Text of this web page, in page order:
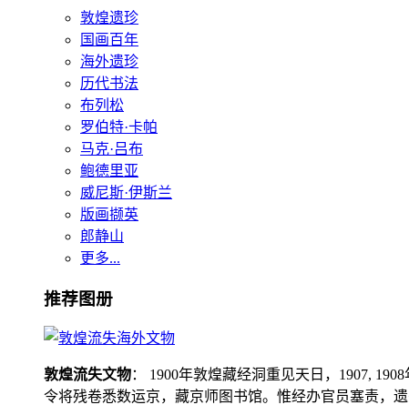
敦煌遗珍
国画百年
海外遗珍
历代书法
布列松
罗伯特·卡帕
马克·吕布
鲍德里亚
威尼斯·伊斯兰
版画撷英
郎静山
更多...
推荐图册
敦煌流失文物： 1900年敦煌藏经洞重见天日，1907,
令将残卷悉数运京，藏京师图书馆。惟经办官员塞责，